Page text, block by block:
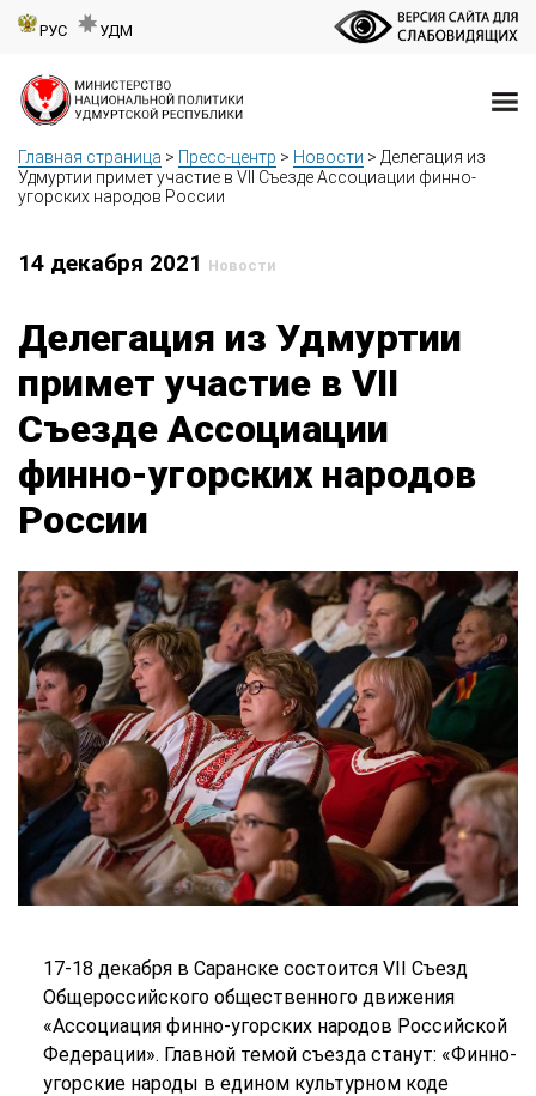
РУС УДМ
Главная страница > Пресс-центр > Новости > Делегация из
Удмуртии примет участие в VII Съезде Ассоциации финно-
угорских народов России
14 декабря 2021 Новости
Делегация из Удмуртии
примет участие в VII
Съезде Ассоциации
финно-угорских народов
России
17-18 декабря в Саранске состоится VII Съезд
Общероссийского общественного движения
«Ассоциация финно-угорских народов Российской
Федерации». Главной темой съезда станут: «Финно-
угорские народы в едином культурном коде